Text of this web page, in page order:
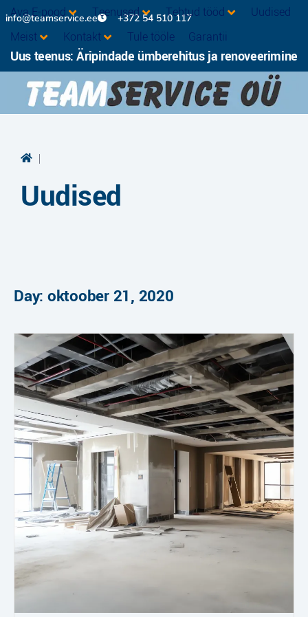
info@teamservice.ee +372 54 510 117
Ava E-pood Teenused Tehtud tööd
Uudised
Meist
Kontakt Tule tööle Garantii
Uus teenus: Äripindade ümberehitus ja renoveerimine
|
Uudised
Day: oktoober 21, 2020